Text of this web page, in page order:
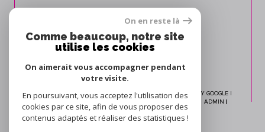
© 2026 | TOUS DROITS RÉSERVÉS | TRADUCTION POWERED BY GOOGLE |
PLAN DU SITE MENTIONS LÉGALES
ADMIN
NOS LIENS
POLITIQUE RGPD COOKIES
On en reste là
Comme beaucoup, notre site
utilise les cookies
On aimerait vous accompagner pendant
votre visite.
En poursuivant, vous acceptez l'utilisation des
cookies par ce site, afin de vous proposer des
contenus adaptés et réaliser des statistiques !